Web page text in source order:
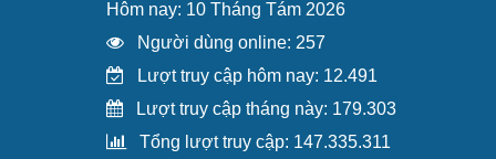
Hôm nay: 10 Tháng Tám 2026
Người dùng online: 257
Lượt truy cập hôm nay: 12.491
Lượt truy cập tháng này: 179.303
Tổng lượt truy cập: 147.335.311